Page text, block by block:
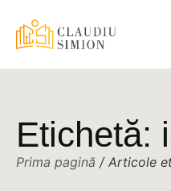
Etichetă:
Prima pagină / Articole